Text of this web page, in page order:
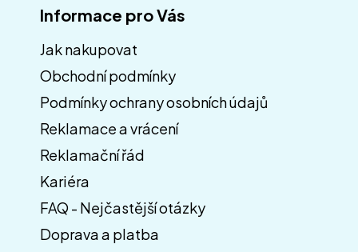
á
p
a
Informace pro Vás
Jak nakupovat
Obchodní podmínky
Podmínky ochrany osobních údajů
Reklamace a vrácení
Reklamační řád
Kariéra
FAQ - Nejčastější otázky
Doprava a platba